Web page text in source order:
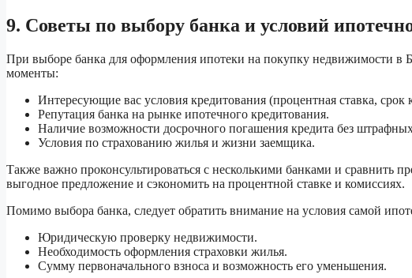
9. Советы по выбору банка и условий
При выборе банка для оформления ипотеки на покупку недвижимости в
моменты:
Интересующие вас условия кредитования (процентная ставка,
Репутация банка на рынке ипотечного кредитования.
Наличие возможности досрочного погашения кредита без
Условия по страхованию жилья и жизни заемщика.
Также важно проконсультироваться с несколькими банками и сравнить
выгодное предложение и сэкономить на процентной ставке и комиссиях.
Помимо выбора банка, следует обратить внимание на условия самой
Юридическую проверку недвижимости.
Необходимость оформления страховки жилья.
Сумму первоначального взноса и возможность его уменьшения.